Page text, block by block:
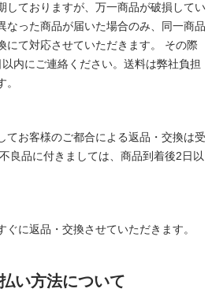
しておりますが、万一商品が破損してい
なった商品が届いた場合のみ、同一商品
にて対応させていただきます。 その際
内にご連絡ください。送料は弊社負担
てお客様のご都合による返品・交換は受
良品に付きましては、商品到着後2日以
に返品・交換させていただきます。
い方法について